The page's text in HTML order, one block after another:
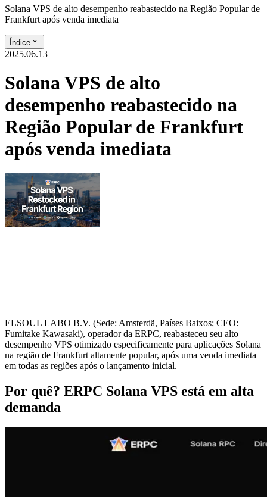
Solana VPS de alto desempenho reabastecido na Região Popular de
Frankfurt após venda imediata
Índice
2025.06.13
Solana VPS de alto
desempenho reabastecido na
Região Popular de Frankfurt
após venda imediata
ELSOUL LABO B.V. (Sede: Amsterdã, Países Baixos; CEO:
Fumitake Kawasaki), operador da ERPC, reabasteceu seu alto
desempenho VPS otimizado especificamente para aplicações Solana
na região de Frankfurt altamente popular, após uma venda imediata
em todas as regiões após o lançamento inicial.
Por quê? ERPC Solana VPS está em alta
demanda